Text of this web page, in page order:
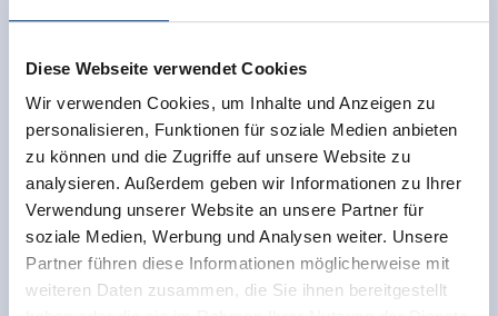
Diese Webseite verwendet Cookies
Wir verwenden Cookies, um Inhalte und Anzeigen zu
personalisieren, Funktionen für soziale Medien anbieten
zu können und die Zugriffe auf unsere Website zu
analysieren. Außerdem geben wir Informationen zu Ihrer
Verwendung unserer Website an unsere Partner für
soziale Medien, Werbung und Analysen weiter. Unsere
Partner führen diese Informationen möglicherweise mit
weiteren Daten zusammen, die Sie ihnen bereitgestellt
hotel@rosengarten-zell.at
www.rosengarten-zell.at
Zurück zur Übersicht